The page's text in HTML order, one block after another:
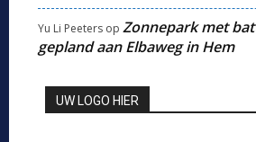
Yu Li Peeters op Zonnepark met
gepland aan Elbaweg in Hem
UW LOGO HIER